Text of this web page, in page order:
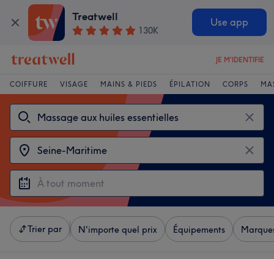
Treatwell
130K
Use app
JE M'IDENTIFIE
COIFFURE VISAGE MAINS & PIEDS ÉPILATION CORPS
Trier par N'importe quel prix Équipements